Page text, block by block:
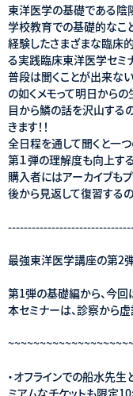
東洋医学の基礎である陰陽
学校教育での基礎的なこ
経験したさまざまな臨床
る実践臨床東洋医学セミ
普段は聞くことが出来な
の如くメモって明日から
目から鱗の話を沢山する
きます！！
全日程を通して聞くと一
第１弾の理解度も向上す
購入者にはアーカイブも
後から見返して復習するの
最強東洋医学講座の第2弾
第1弾の基礎編から、今
本セミナーは、診察から
・オフラインでの船水先
ミアムなチケットも限定